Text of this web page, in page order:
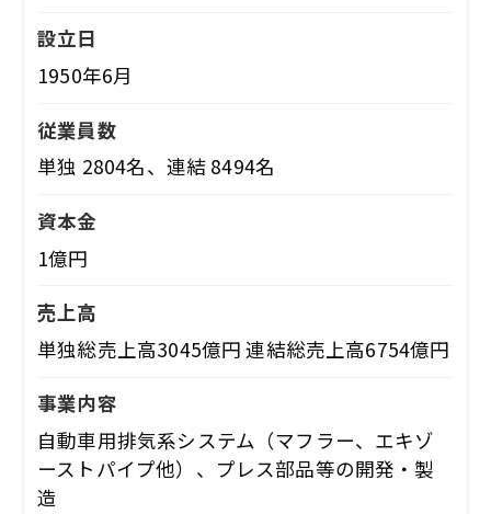
設立日
1950年6月
従業員数
単独 2804名、連結 8494名
資本金
1億円
売上高
単独総売上高3045億円 連結総売上高6754億円
事業内容
自動車用排気系システム（マフラー、エキゾ
ーストパイプ他）、プレス部品等の開発・製
造